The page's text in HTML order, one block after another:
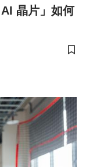
晶片」如何
儲